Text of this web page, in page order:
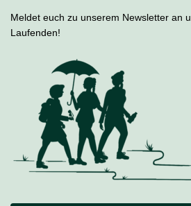
Meldet euch zu unserem Newsletter an
Laufenden!